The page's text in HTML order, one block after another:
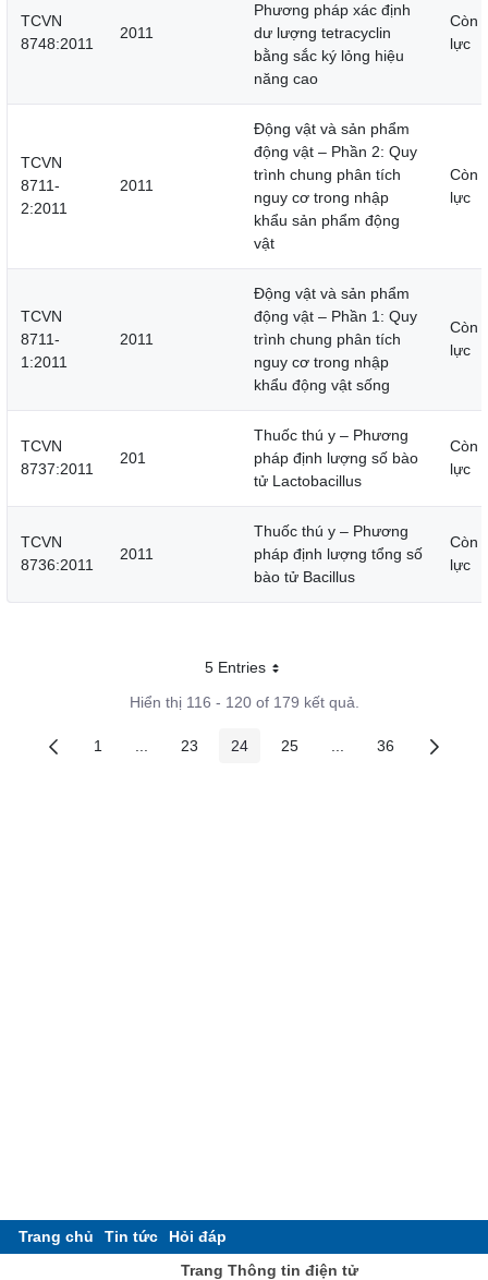
TCVN
8748:2011
2011
Phương pháp xác định
dư lượng tetracyclin
bằng sắc ký lỏng hiệu
năng cao
Còn
lực
TCVN
8711-
2:2011
2011
Động vật và sản phẩm
động vật – Phần 2: Quy
trình chung phân tích
nguy cơ trong nhập
khẩu sản phẩm động
vật
Còn
lực
TCVN
8711-
1:2011
2011
Động vật và sản phẩm
động vật – Phần 1: Quy
trình chung phân tích
nguy cơ trong nhập
khẩu động vật sống
Còn
lực
TCVN
8737:2011
201
Thuốc thú y – Phương
pháp định lượng số bào
tử Lactobacillus
Còn
lực
TCVN
8736:2011
2011
Thuốc thú y – Phương
pháp định lượng tổng số
bào tử Bacillus
Còn
lực
5 EntriesMỗi trang
Hiển thị 116 - 120 of 179 kết quả.
Các trang trên cổng
1 Các trang trung gian
Các trang trên cổng
23 Các trang trên cổng
24 Các trang trên cổng
25 Các trang trung gian
Các trang trên
36
Trang chủ Tin tức
Hỏi đáp
Trang Thông tin điện tử